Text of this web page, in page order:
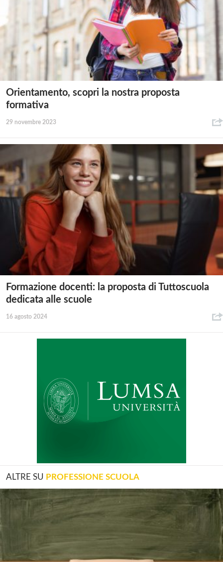
Orientamento, scopri la nostra proposta
formativa
29 novembre 2023
Formazione docenti: la proposta di Tuttoscuola
dedicata alle scuole
16 agosto 2024
ALTRE SU PROFESSIONE SCUOLA